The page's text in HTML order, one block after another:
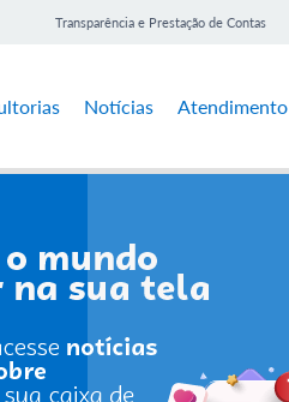
Transparência e Prestação de Contas
Notícias Atendimento